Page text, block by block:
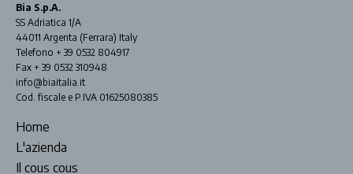
Bia S.p.A.
SS Adriatica 1/A
44011 Argenta (Ferrara) Italy
Telefono + 39 0532 804917
Fax + 39 0532 310948
info@biaitalia.it
Cod. fiscale e P.IVA 01625080385
Home
L'azienda
Il cous cous